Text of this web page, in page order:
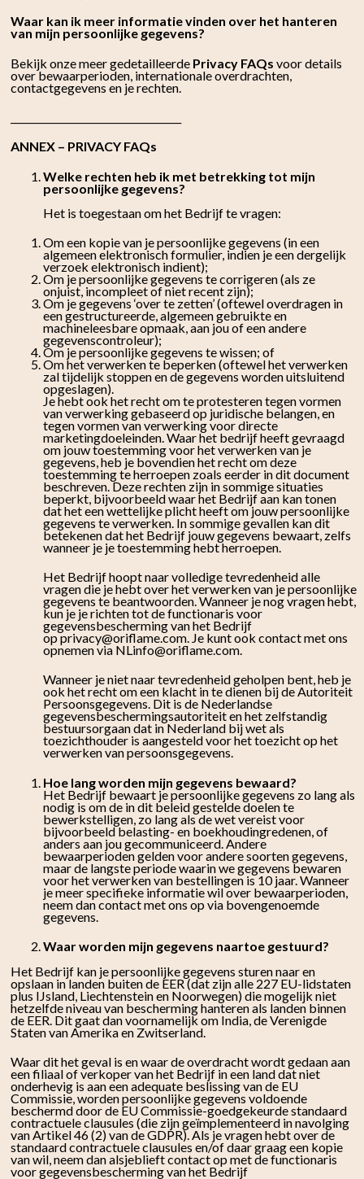
Waar kan ik meer informatie vinden over het hanteren
van mijn persoonlijke gegevens?
Bekijk onze meer gedetailleerde Privacy FAQs voor details
over bewaarperioden, internationale overdrachten,
contactgegevens en je rechten.
ANNEX – PRIVACY FAQs
Welke rechten heb ik met betrekking tot mijn
persoonlijke gegevens?
Het is toegestaan om het Bedrijf te vragen:
Om een kopie van je persoonlijke gegevens (in een
algemeen elektronisch formulier, indien je een dergelijk
verzoek elektronisch indient);
Om je persoonlijke gegevens te corrigeren (als ze
onjuist, incompleet of niet recent zijn);
Om je gegevens ‘over te zetten’ (oftewel overdragen in
een gestructureerde, algemeen gebruikte en
machineleesbare opmaak, aan jou of een andere
gegevenscontroleur);
Om je persoonlijke gegevens te wissen; of
Om het verwerken te beperken (oftewel het verwerken
zal tijdelijk stoppen en de gegevens worden uitsluitend
opgeslagen).
Je hebt ook het recht om te protesteren tegen vormen
van verwerking gebaseerd op juridische belangen, en
tegen vormen van verwerking voor directe
marketingdoeleinden. Waar het bedrijf heeft gevraagd
om jouw toestemming voor het verwerken van je
gegevens, heb je bovendien het recht om deze
toestemming te herroepen zoals eerder in dit document
beschreven. Deze rechten zijn in sommige situaties
beperkt, bijvoorbeeld waar het Bedrijf aan kan tonen
dat het een wettelijke plicht heeft om jouw persoonlijke
gegevens te verwerken. In sommige gevallen kan dit
betekenen dat het Bedrijf jouw gegevens bewaart, zelfs
wanneer je je toestemming hebt herroepen.
Het Bedrijf hoopt naar volledige tevredenheid alle
vragen die je hebt over het verwerken van je persoonlijke
gegevens te beantwoorden. Wanneer je nog vragen hebt,
kun je je richten tot de functionaris voor
gegevensbescherming van het Bedrijf
opprivacy@oriflame.com. Je kunt ook contact met ons
opnemen via NLinfo@oriflame.com.
Wanneer je niet naar tevredenheid geholpen bent, heb je
ook het recht om een klacht in te dienen bij de Autoriteit
Persoonsgegevens. Dit is de Nederlandse
gegevensbeschermingsautoriteit en het zelfstandig
bestuursorgaan dat in Nederland bij wet als
toezichthouder is aangesteld voor het toezicht op het
verwerken van persoonsgegevens.
Hoe lang worden mijn gegevens bewaard?
Het Bedrijf bewaart je persoonlijke gegevens zo lang als
nodig is om de in dit beleid gestelde doelen te
bewerkstelligen, zo lang als de wet vereist voor
bijvoorbeeld belasting- en boekhoudingredenen, of
anders aan jou gecommuniceerd. Andere
bewaarperioden gelden voor andere soorten gegevens,
maar de langste periode waarin we gegevens bewaren
voor het verwerken van bestellingen is 10 jaar. Wanneer
je meer specifieke informatie wil over bewaarperioden,
neem dan contact met ons op via bovengenoemde
gegevens.
Waar worden mijn gegevens naartoe gestuurd?
Het Bedrijf kan je persoonlijke gegevens sturen naar en
opslaan in landen buiten de EER (dat zijn alle 227 EU-lidstaten
plus IJsland, Liechtenstein en Noorwegen) die mogelijk niet
hetzelfde niveau van bescherming hanteren als landen binnen
de EER. Dit gaat dan voornamelijk om India, de Verenigde
Staten van Amerika en Zwitserland.
Waar dit het geval is en waar de overdracht wordt gedaan aan
een filiaal of verkoper van het Bedrijf in een land dat niet
onderhevig is aan een adequate beslissing van de EU
Commissie, worden persoonlijke gegevens voldoende
beschermd door de EU Commissie-goedgekeurde standaard
contractuele clausules (die zijn geïmplementeerd in navolging
van Artikel 46 (2) van de GDPR). Als je vragen hebt over de
standaard contractuele clausules en/of daar graag een kopie
van wil, neem dan alsjeblieft contact op met de functionaris
voor gegevensbescherming van het Bedrijf